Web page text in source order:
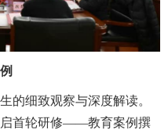
的细致观察与深度解读。
启首轮研修——教育案例撰